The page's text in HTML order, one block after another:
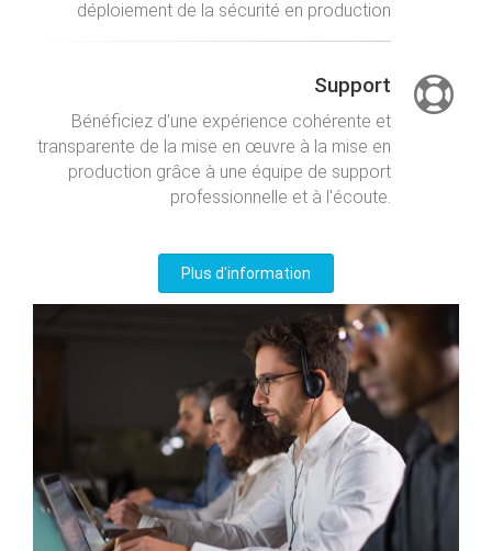
déploiement de la sécurité en production
Support
Bénéficiez d'une expérience cohérente et
transparente de la mise en œuvre à la mise en
production grâce à une équipe de support
professionnelle et à l'écoute.
Plus d'information